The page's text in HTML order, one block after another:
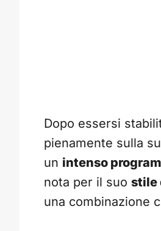
Dopo essersi
pienamente sulla
un intenso
nota per il suo stile
una combinazione